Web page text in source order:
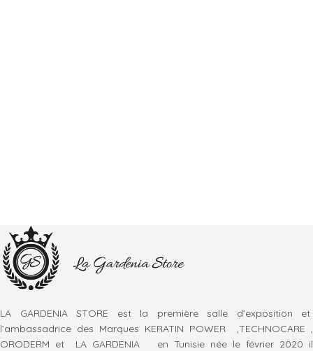
LA GARDENIA STORE est la première salle d’exposition et
l’ambassadrice des Marques KERATIN POWER ,TECHNOCARE ,
ORODERM et LA GARDENIA en Tunisie née le février 2020 il